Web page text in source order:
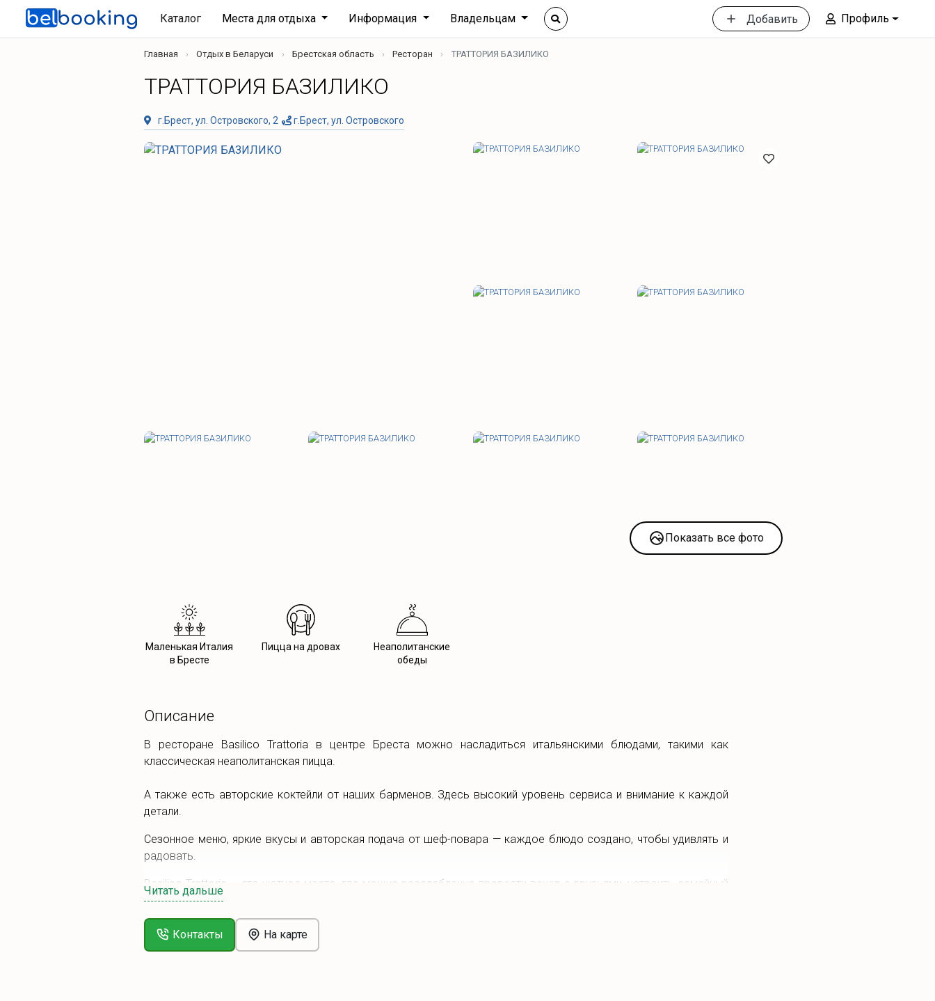
Каталог Места для отдыха Информация Владельцам Добавить Профиль
Главная Отдых в Беларуси Брестская область Ресторан ТРАТТОРИЯ БАЗИЛИКО
ТРАТТОРИЯ БАЗИЛИКО
г.Брест, ул. Островского, 2 г.Брест, ул. Островского
Показать все фото
Маленькая Италия
в Бресте
Пицца на дровах
Неаполитанские
обеды
Описание
В ресторане Basilico Trattoria в центре Бреста можно насладиться итальянскими блюдами, такими как
классическая неаполитанская пицца.
А также есть авторские коктейли от наших барменов. Здесь высокий уровень сервиса и внимание к каждой
детали.
Сезонное меню, яркие вкусы и авторская подача от шеф-повара — каждое блюдо создано, чтобы удивлять и
радовать.
Basilico Trattoria — это уютное место, где можно расслабленно провести вечер с друзьями, устроить семейный
ужин или просто насладиться атмосферой солнечного Неаполя в окружении великолепной итальянской кухни.
Ждём вас, чтобы подарить незабываемые эмоции и вкусы!
Читать дальше
Контакты На карте